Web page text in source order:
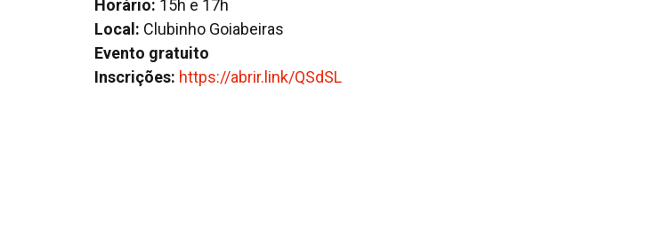
Horário: 15h e 17h
Local: Clubinho Goiabeiras
Evento gratuito
Inscrições: https://abrir.link/QSdSL